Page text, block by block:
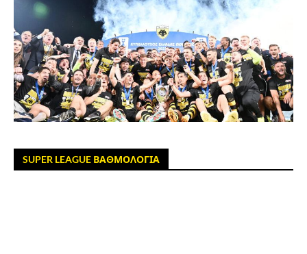
SUPER LEAGUE ΒΑΘΜΟΛΟΓΙΑ